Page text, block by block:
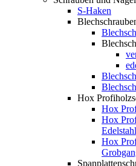
S-Haken
Hox
Hox
Hox
Edelstahl
Hox